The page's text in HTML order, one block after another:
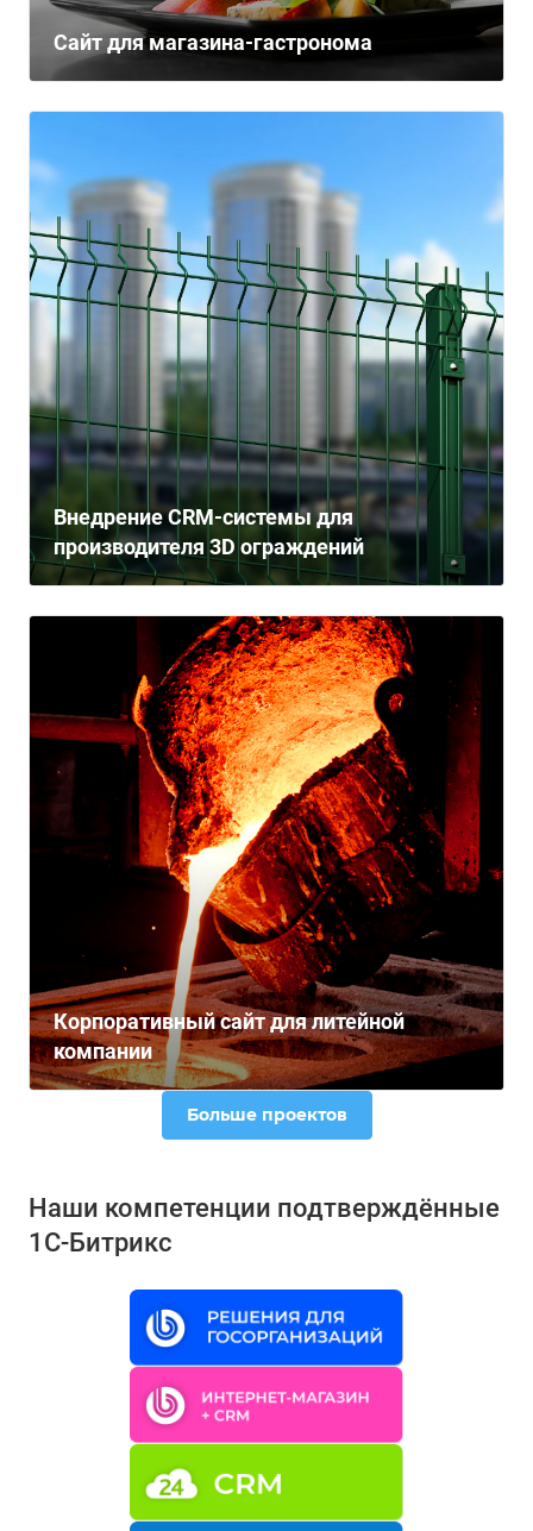
Сайт для магазина-гастронома
Внедрение CRM-системы для
производителя 3D ограждений
Корпоративный сайт для литейной
компании
Больше проектов
Наши компетенции подтверждённые
1С-Битрикс